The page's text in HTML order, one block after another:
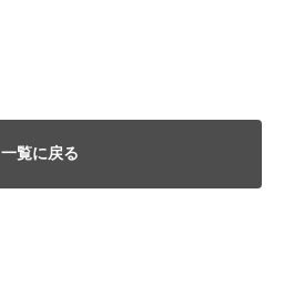
一覧に戻る